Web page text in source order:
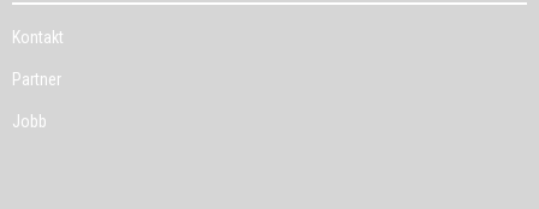
Kontakt
Partner
Jobb